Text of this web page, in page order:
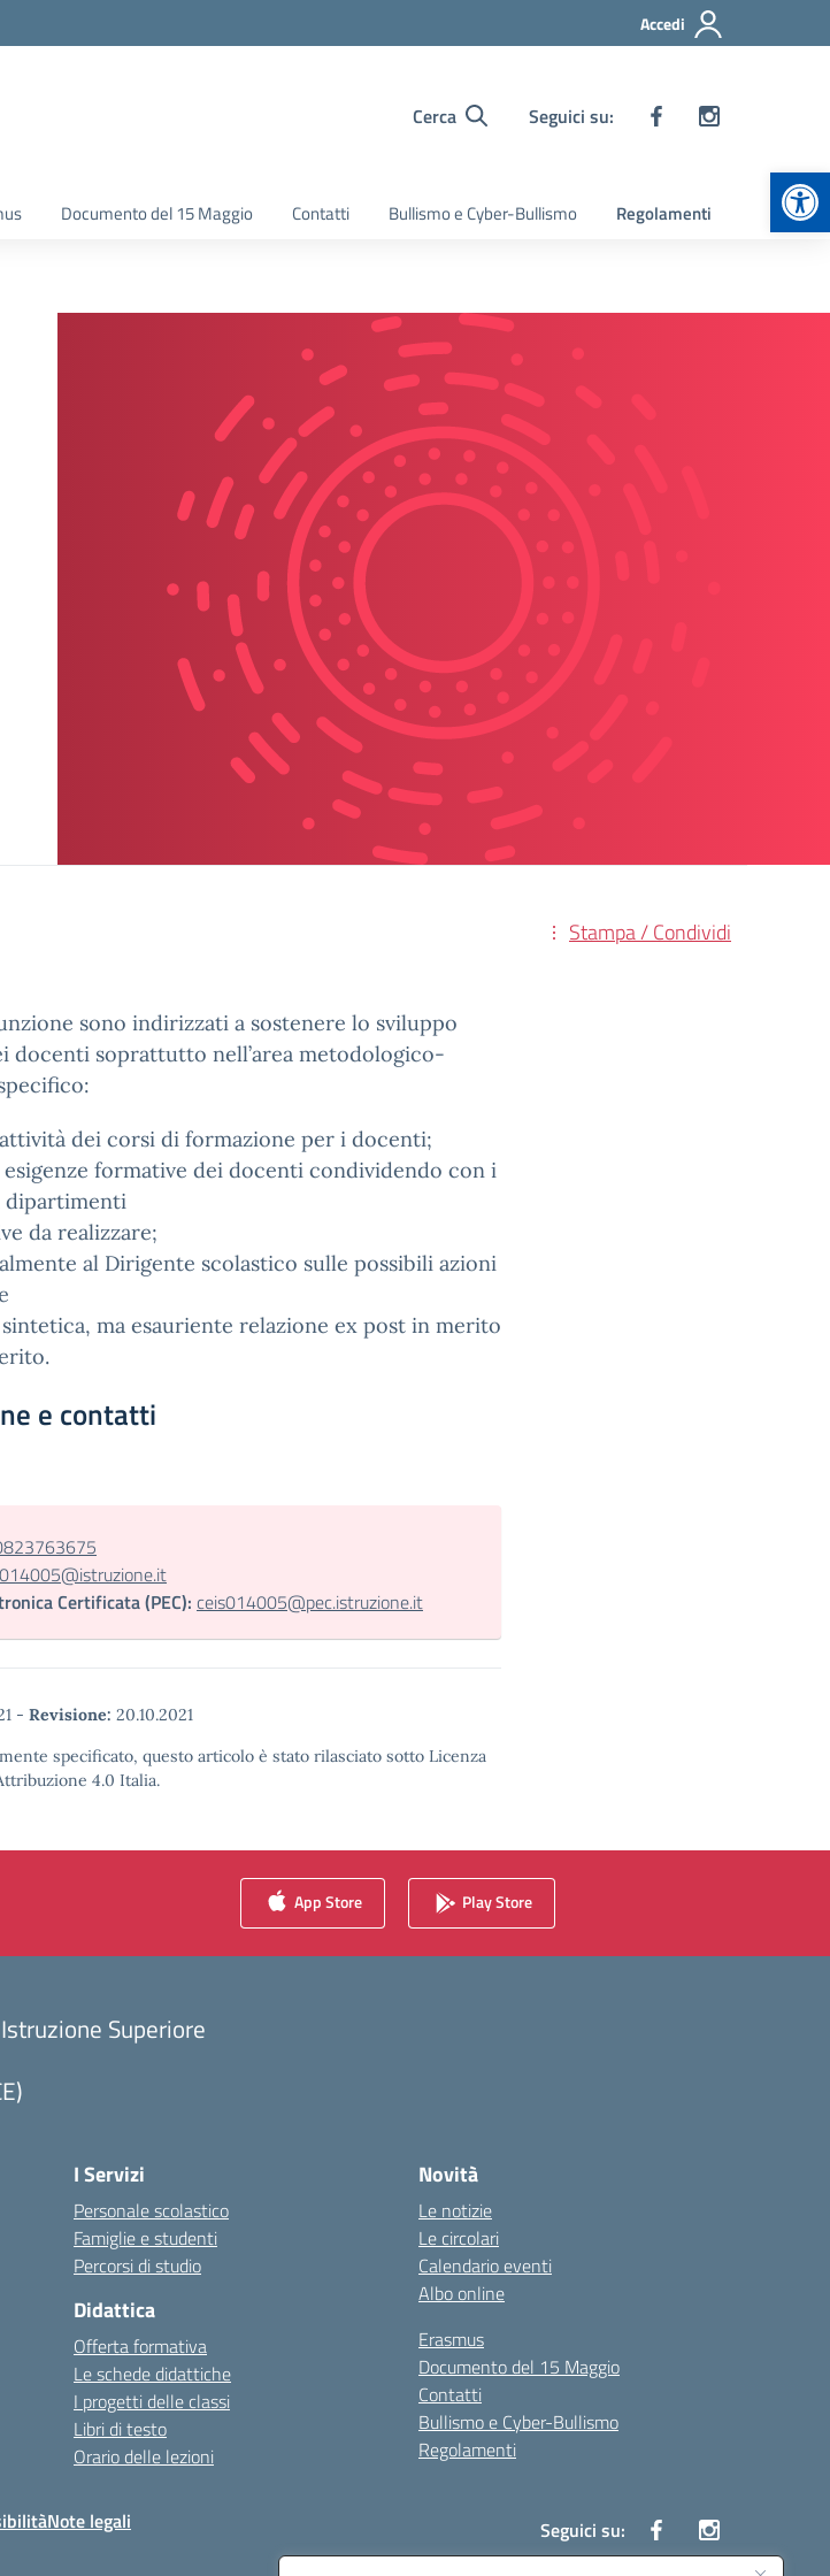
Accedi
Cerca Seguici su:
Documento del 15 Maggio Contatti Bullismo e Cyber-Bullismo Regolamenti
Stampa / Condividi
sono indirizzati a sostenere lo sviluppo
docenti soprattutto nell’area metodologico-
dei corsi di formazione per i docenti;
formative dei docenti condividendo con i
dipartimenti
da realizzare;
al Dirigente scolastico sulle possibili azioni
ma esauriente relazione ex post in merito
e contatti
Certificata (PEC): ceis014005@pec.istruzione.it
- Revisione: 20.10.2021
specificato, questo articolo è stato rilasciato sotto Licenza
4.0 Italia.
App Store Play Store
Superiore
I Servizi
Personale scolastico
Famiglie e studenti
Percorsi di studio
Didattica
Offerta formativa
Le schede didattiche
I progetti delle classi
Libri di testo
Orario delle lezioni
Novità
Le notizie
Le circolari
Calendario eventi
Albo online
Erasmus
Documento del 15 Maggio
Contatti
Bullismo e Cyber-Bullismo
Regolamenti
Note legali Seguici su: